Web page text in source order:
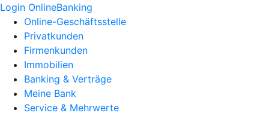
Login OnlineBanking
Online-Geschäftsstelle
Privatkunden
Firmenkunden
Immobilien
Banking & Verträge
Meine Bank
Service & Mehrwerte